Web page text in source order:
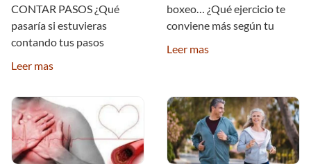
CONTAR PASOS ¿Qué
pasaría si estuvieras
contando tus pasos
Leer mas
boxeo… ¿Qué ejercicio te
conviene más según tu
Leer mas